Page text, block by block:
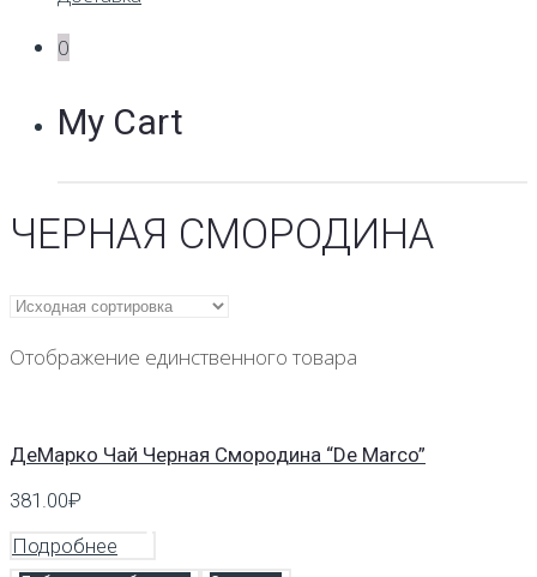
0
My Cart
ЧЕРНАЯ СМОРОДИНА
Отображение единственного товара
ДеМарко Чай Черная Смородина “De Marco”
381.00₽
Подробнее